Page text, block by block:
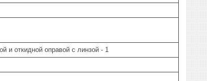
и откидной оправой с линзой - 1